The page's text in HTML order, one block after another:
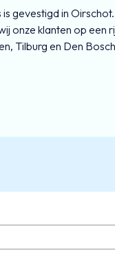
is gevestigd in
onze klanten op een
Tilburg en Den